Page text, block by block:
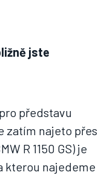
jste
představu
zatím najeto přes
R 1150 GS) je
kterou najedeme